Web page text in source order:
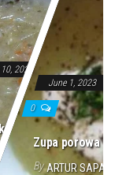
2024
z
June 1, 2023
0
Zupa porowa
By ARTUR SAPA